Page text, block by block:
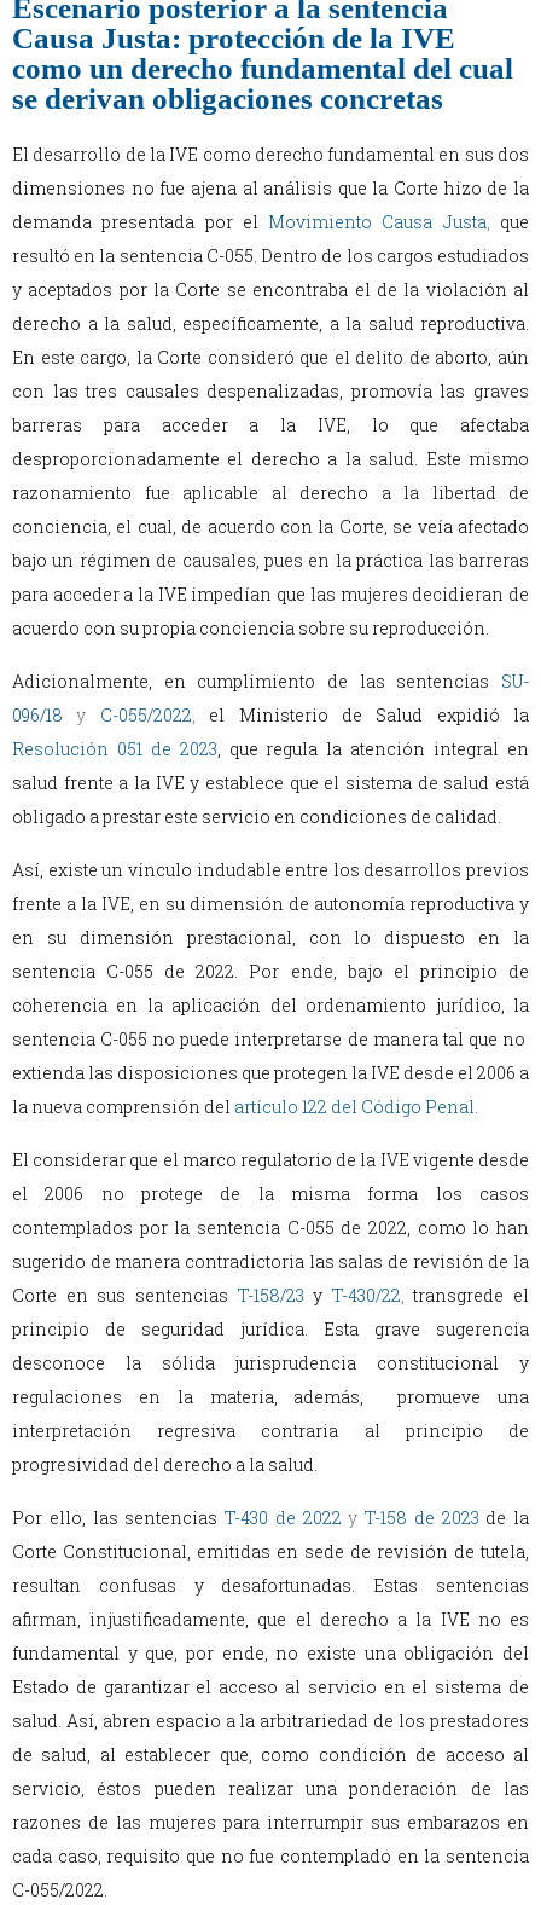
Escenario posterior a la sentencia
Causa Justa: protección de la IVE
como un derecho fundamental del cual
se derivan obligaciones concretas
El desarrollo de la IVE como derecho fundamental en sus dos
dimensiones no fue ajena al análisis que la Corte hizo de la
demanda presentada por el Movimiento Causa Justa, que
resultó en la sentencia C-055. Dentro de los cargos estudiados
y aceptados por la Corte se encontraba el de la violación al
derecho a la salud, específicamente, a la salud reproductiva.
En este cargo, la Corte consideró que el delito de aborto, aún
con las tres causales despenalizadas, promovía las graves
barreras para acceder a la IVE, lo que afectaba
desproporcionadamente el derecho a la salud. Este mismo
razonamiento fue aplicable al derecho a la libertad de
conciencia, el cual, de acuerdo con la Corte, se veía afectado
bajo un régimen de causales, pues en la práctica las barreras
para acceder a la IVE impedían que las mujeres decidieran de
acuerdo con su propia conciencia sobre su reproducción.
Adicionalmente, en cumplimiento de las sentencias
SU-
096/18 y C-055/2022, el Ministerio de Salud expidió la
Resolución 051 de 2023, que regula la atención integral en
salud frente a la IVE y establece que el sistema de salud está
obligado a prestar este servicio en condiciones de calidad.
Así, existe un vínculo indudable entre los desarrollos previos
frente a la IVE, en su dimensión de autonomía reproductiva y
en su dimensión prestacional, con lo dispuesto en la
sentencia C-055 de 2022. Por ende, bajo el principio de
coherencia en la aplicación del ordenamiento jurídico, la
sentencia C-055 no puede interpretarse de manera tal que no
extienda las disposiciones que protegen la IVE desde el 2006 a
la nueva comprensión del artículo 122 del Código Penal.
El considerar que el marco regulatorio de la IVE vigente desde
el 2006 no protege de la misma forma los casos
contemplados por la sentencia C-055 de 2022, como lo han
sugerido de manera contradictoria las salas de revisión de la
Corte en sus sentencias T-158/23 y T-430/22,transgrede el
principio de seguridad jurídica. Esta grave sugerencia
desconoce la sólida jurisprudencia constitucional y
regulaciones en la materia, además, promueve una
interpretación regresiva contraria al principio de
progresividad del derecho a la salud.
Por ello, las sentencias T-430 de 2022 y T-158 de 2023 de la
Corte Constitucional, emitidas en sede de revisión de tutela,
resultan confusas y desafortunadas. Estas sentencias
afirman, injustificadamente, que el derecho a la IVE no es
fundamental y que, por ende, no existe una obligación del
Estado de garantizar el acceso al servicio en el sistema de
salud. Así, abren espacio a la arbitrariedad de los prestadores
de salud, al establecer que, como condición de acceso al
servicio, éstos pueden realizar una ponderación de las
razones de las mujeres para interrumpir sus embarazos en
cada caso, requisito que no fue contemplado en la sentencia
C-055/2022.